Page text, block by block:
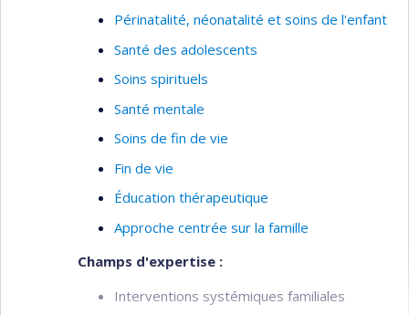
Périnatalité, néonatalité et soins de l'enfant
Santé des adolescents
Soins spirituels
Santé mentale
Soins de fin de vie
Fin de vie
Éducation thérapeutique
Approche centrée sur la famille
Champs d'expertise :
Interventions systémiques familiales